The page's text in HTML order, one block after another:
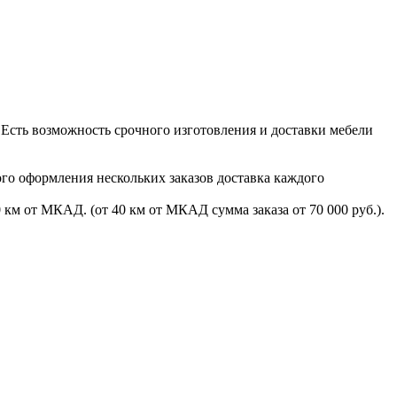
возможность срочного изготовления и доставки мебели
оформления нескольких заказов доставка каждого
от МКАД. (от 40 км от МКАД сумма заказа от 70 000 руб.).